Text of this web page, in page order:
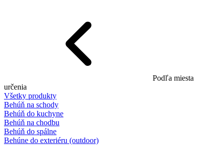
Podľa miesta
určenia
Všetky produkty
Behúň na schody
Behúň do kuchyne
Behúň na chodbu
Behúň do spálne
Behúne do exteriéru (outdoor)